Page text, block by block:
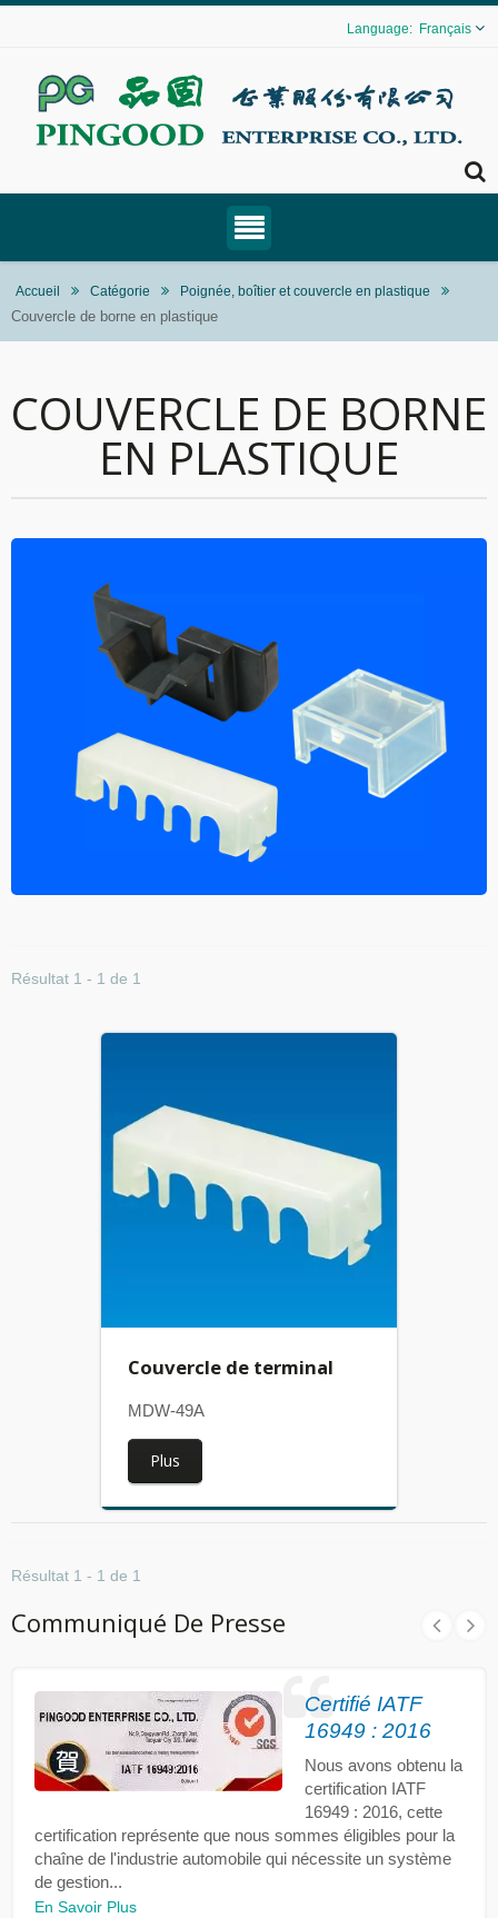
Français
Accueil Catégorie Poignée, boîtier et couvercle en plastique
Couvercle de borne en plastique
COUVERCLE DE BORNE
EN PLASTIQUE
Résultat 1 - 1 de 1
Couvercle de terminal
MDW-49A
Plus
Résultat 1 - 1 de 1
Communiqué De Presse
Certifié IATF
16949 : 2016
Nous avons obtenu la
certification IATF
16949 : 2016, cette
certification représente que nous sommes éligibles pour la
chaîne de l'industrie automobile qui nécessite un système
de gestion...
En Savoir Plus